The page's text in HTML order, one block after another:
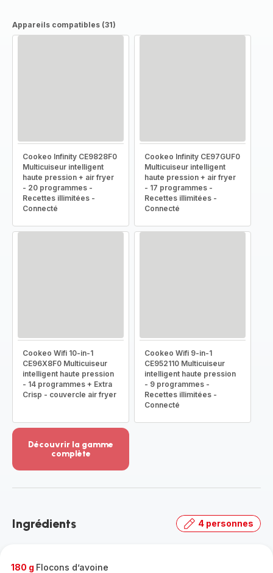
Appareils compatibles (31)
Cookeo Infinity CE9828F0
Multicuiseur intelligent
haute pression + air fryer
- 20 programmes -
Recettes illimitées -
Connecté
Cookeo Infinity CE97GUF0
Multicuiseur intelligent
haute pression + air fryer
- 17 programmes -
Recettes illimitées -
Connecté
Cookeo Wifi 10-in-1
CE96X8F0 Multicuiseur
intelligent haute pression
- 14 programmes + Extra
Crisp - couvercle air fryer
Cookeo Wifi 9-in-1
CE952110 Multicuiseur
intelligent haute pression
- 9 programmes -
Recettes illimitées -
Connecté
Découvrir la gamme
complète
-
gamme
Ingrédients 4 personnes
180 g Flocons d’avoine